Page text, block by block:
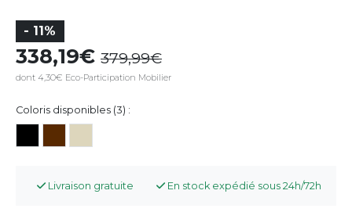
- 11%
338,19 379,99
dont 4,30€ Eco-Participation Mobilier
Coloris disponibles (3) :
Livraison gratuite En stock expédié sous 24h/72h